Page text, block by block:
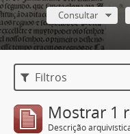
Consultar
Filtros
Mostrar 1
Descrição